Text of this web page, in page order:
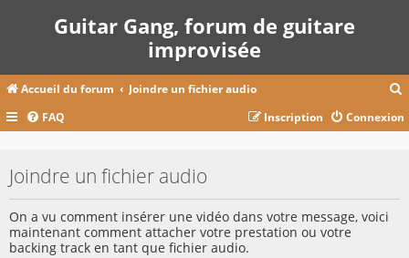
Guitar Gang, forum de guitare
improvisée
Accueil du forum Joindre un fichier audio
c
FAQ Connexion
Inscription
Joindre un fichier audio
On a vu comment insérer une vidéo dans votre message, voici
maintenant comment attacher votre prestation ou votre
backing track en tant que fichier audio.